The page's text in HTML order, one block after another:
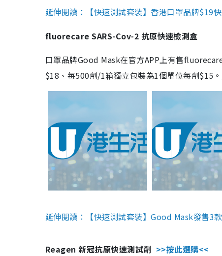
延伸閱讀：【快速測試套裝】香港口罩品牌$19
fluorecare SARS-Cov-2 抗原快速檢測盒
口罩品牌Good Mask在官方APP上有售
$18、每500劑/1箱獨立包裝為1個單位每劑$15
延伸閱讀：【快速測試套裝】Good Mask發售3
Reagen 新冠抗原快速測試劑 >>按此選購<<